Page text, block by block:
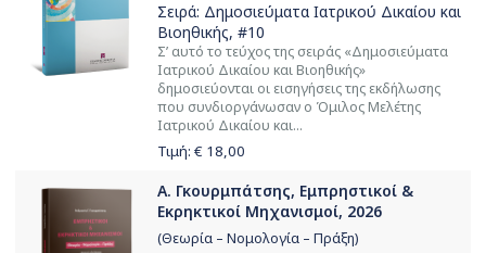
Σειρά: Δημοσιεύματα Ιατρικού Δικαίου και
Βιοηθικής, #10
Σ’ αυτό το τεύχος της σειράς «Δημοσιεύματα
Ιατρικού Δικαίου και Βιοηθικής»
δημοσιεύονται οι εισηγήσεις της εκδήλωσης
που συνδιοργάνωσαν ο Όμιλος Μελέτης
Ιατρικού Δικαίου και...
Τιμή: € 18,00
Α. Γκουρμπάτσης, Εμπρηστικοί &
Εκρηκτικοί Μηχανισμοί, 2026
(Θεωρία – Νομολογία – Πράξη)